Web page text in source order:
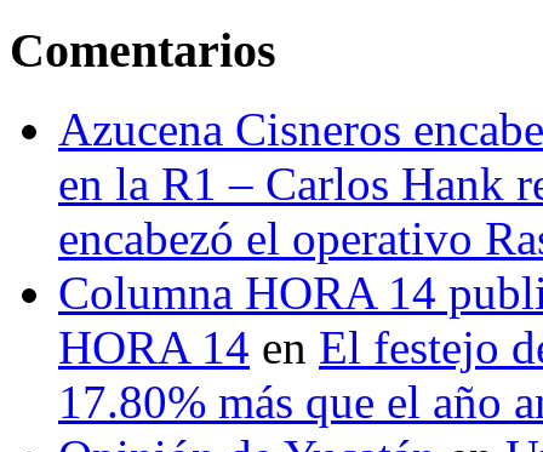
Comentarios
Azucena Cisneros
en la R1 – Carlos Hank
encabezó el operativo
Columna HORA 14
HORA 14 en El festejo
17.80% más que el año